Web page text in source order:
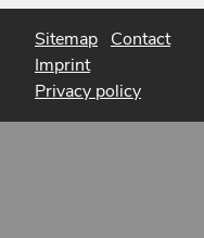
Sitemap Contact
Imprint
Privacy policy